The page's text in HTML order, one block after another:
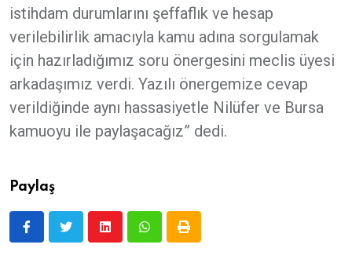
istihdam durumlarını şeffaflık ve hesap
verilebilirlik amacıyla kamu adına sorgulamak
için hazırladığımız soru önergesini meclis üyesi
arkadaşımız verdi. Yazılı önergemize cevap
verildiğinde aynı hassasiyetle Nilüfer ve Bursa
kamuoyu ile paylaşacağız” dedi.
Paylaş